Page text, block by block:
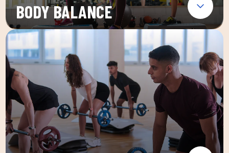
BODY BALANCE